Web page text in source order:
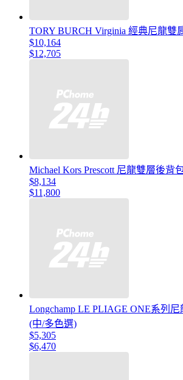
TORY BURCH Virginia 經典尼龍雙
$10,164
$12,705
Michael Kors Prescott 尼龍雙層後背
$8,134
$11,800
Longchamp LE PLIAGE ONE系列
(中/多色選)
$5,305
$6,470